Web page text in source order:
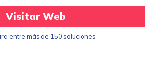
Visitar Web
entre más de 150 soluciones